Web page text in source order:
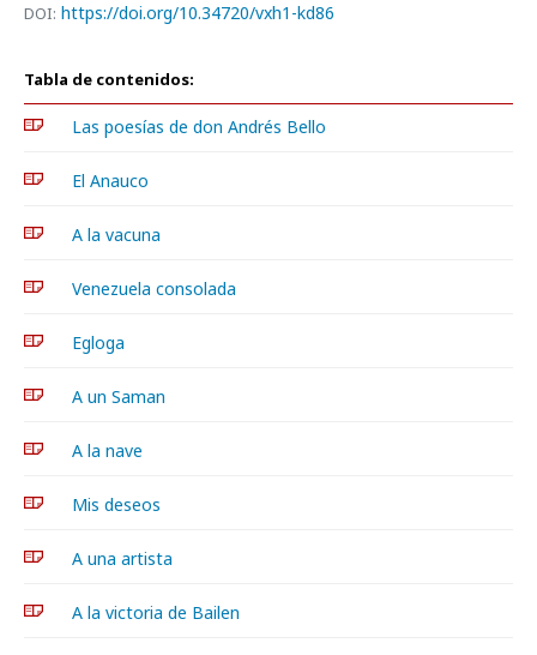
DOI: https://doi.org/10.34720/vxh1-kd86
Tabla de contenidos:
Las poesías de don Andrés Bello
El Anauco
A la vacuna
Venezuela consolada
Egloga
A un Saman
A la nave
Mis deseos
A una artista
A la victoria de Bailen